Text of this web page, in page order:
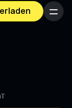
Menü